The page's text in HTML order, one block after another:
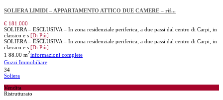
SOLIERA LIMIDI – APPARTAMENTO ATTICO DUE CAMERE – rif...
€ 181.000
SOLIERA – ESCLUSIVA – In zona residenziale periferica, a due passi dal centro di Carpi, in
classico e s [Di Più]
SOLIERA – ESCLUSIVA – In zona residenziale periferica, a due passi dal centro di Carpi, in
classico e s [Di Più]
1 88.00 m2informazioni complete
Gozzi Immobiliare
34
Soliera
Vendita
Ristrutturato